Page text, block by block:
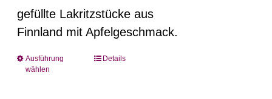
gefüllte Lakritzstücke aus
Finnland mit Apfelgeschmack.
Ausführung
wählen
Dieses
Details